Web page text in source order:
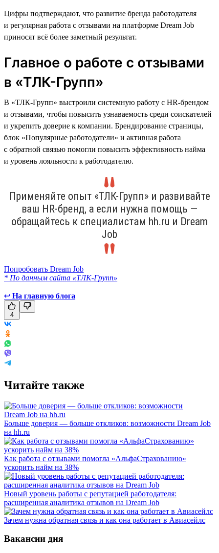
Цифры подтверждают, что развитие бренда работодателя
и регулярная работа с отзывами на платформе Dream Job
приносят всё более заметный результат.
Главное о работе с отзывами
в «ТЛК-Групп»
В «ТЛК-Групп» выстроили системную работу с HR-брендом
и отзывами, чтобы повысить узнаваемость среди соискателей
и укрепить доверие к компании. Брендирование страницы,
блок «Популярные работодатели» и активная работа
с обратной связью помогли повысить эффективность найма
и уровень лояльности к работодателю.
Применяйте опыт «ТЛК-Групп» и развивайте
ваш HR-бренд, а если нужна помощь —
обращайтесь к специалистам hh.ru и Dream
Job
Попробовать Dream Job
* По данным сайта «ТЛК-Групп»
↩ На главную блога
4
Читайте также
Больше доверия — больше откликов: возможности Dream Job
на hh.ru
Как работа с отзывами помогла «АльфаСтрахованию»
ускорить найм на 38%
Новый уровень работы с репутацией работодателя:
расширенная аналитика отзывов на Dream Job
Зачем нужна обратная связь и как она работает в Авиасейлс
Вакансии дня